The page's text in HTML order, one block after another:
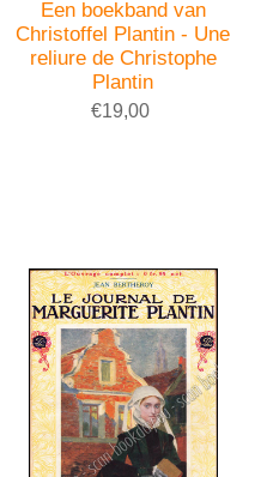
Een boekband van
Christoffel Plantin - Une
reliure de Christophe
Plantin
€19,00